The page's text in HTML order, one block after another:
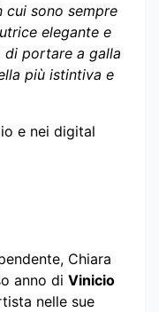
cui sono sempre
elegante e
di portare a galla
più istintiva e
e nei digital
Chiara
anno di Vinicio
nelle sue